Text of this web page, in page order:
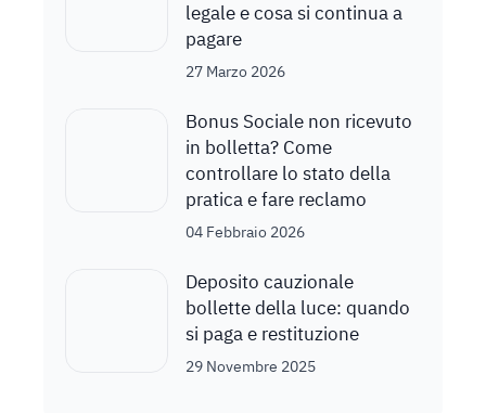
legale e cosa si continua a
pagare
27 Marzo 2026
Bonus Sociale non ricevuto
in bolletta? Come
controllare lo stato della
pratica e fare reclamo
04 Febbraio 2026
Deposito cauzionale
bollette della luce: quando
si paga e restituzione
29 Novembre 2025